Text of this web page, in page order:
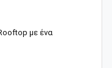
με ένα